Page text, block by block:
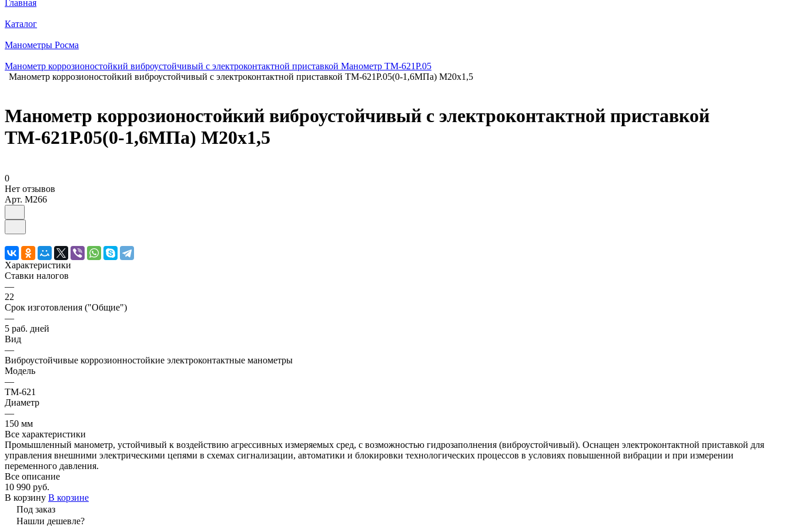
Главная
Каталог
Манометры Росма
Манометр коррозионостойкий виброустойчивый с электроконтактной приставкой Манометр ТМ-621Р.05
Манометр коррозионостойкий виброустойчивый с электроконтактной приставкой ТМ-621Р.05(0-1,6МПа) М20х1,5
Манометр коррозионостойкий виброустойчивый с электроконтактной приставкой
ТМ-621Р.05(0-1,6МПа) М20х1,5
0
Нет отзывов
Арт. M266
Характеристики
Ставки налогов
—
22
Срок изготовления ("Общие")
—
5 раб. дней
Вид
—
Виброустойчивые коррозионностойкие электроконтактные манометры
Модель
—
ТМ-621
Диаметр
—
150 мм
Все характеристики
Промышленный манометр, устойчивый к воздействию агрессивных измеряемых сред, с возможностью гидрозаполнения (виброустойчивый). Оснащен электроконтактной приставкой для
управления внешними электрическими цепями в схемах сигнализации, автоматики и блокировки технологических процессов в условиях повышенной вибрации и при измерении
переменного давления.
Все описание
10 990 руб.
В корзину В корзине
Под заказ
Нашли дешевле?